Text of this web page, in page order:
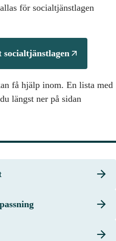
för socialtjänstlagen
få hjälp inom. En lista med
längst ner på sidan